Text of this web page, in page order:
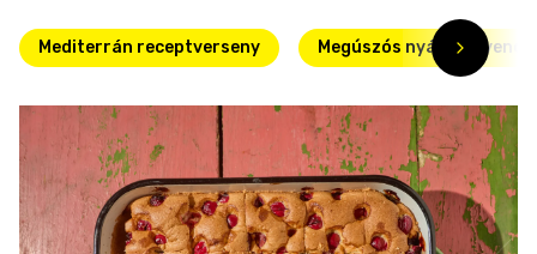
Mediterrán receptverseny Megúszós nyári